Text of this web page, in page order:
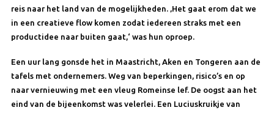
reis naar het land van de mogelijkheden. ‚Het gaat erom dat we
in een creatieve flow komen zodat iedereen straks met een
productidee naar buiten gaat,‘ was hun oproep.
Een uur lang gonsde het in Maastricht, Aken en Tongeren aan de
tafels met ondernemers. Weg van beperkingen, risico’s en op
naar vernieuwing met een vleug Romeinse lef. De oogst aan het
eind van de bijeenkomst was velerlei. Een Luciuskruikje van